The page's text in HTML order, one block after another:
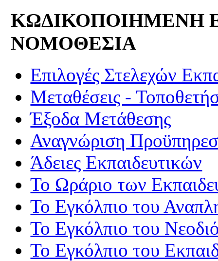
ΚΩΔΙΚΟΠΟΙΗΜΕΝΗ
ΝΟΜΟΘΕΣΙΑ
Επιλογές Στελεχών
Μεταθέσεις -
Έξοδα Μετάθεσης
Αναγνώριση
Άδειες Εκπαιδευτικών
Το Ωράριο των
Το Εγκόλπιο του
Το Εγκόλπιο του
Το Εγκόλπιο του